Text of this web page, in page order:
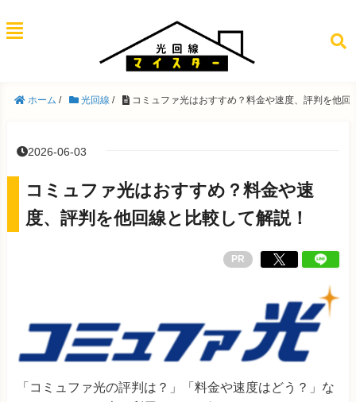
ホーム / 光回線 / コミュファ光はおすすめ？料金や速度、評判を他回
2026-06-03
コミュファ光はおすすめ？料金や速
度、評判を他回線と比較して解説！
PR
「コミュファ光の評判は？」「料金や速度はどう？」な